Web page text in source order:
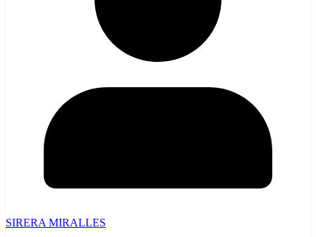
SIRERA MIRALLES